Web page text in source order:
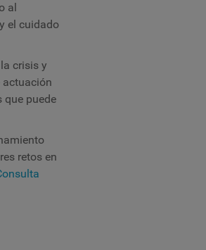
al
el cuidado
crisis y
que puede
retos en